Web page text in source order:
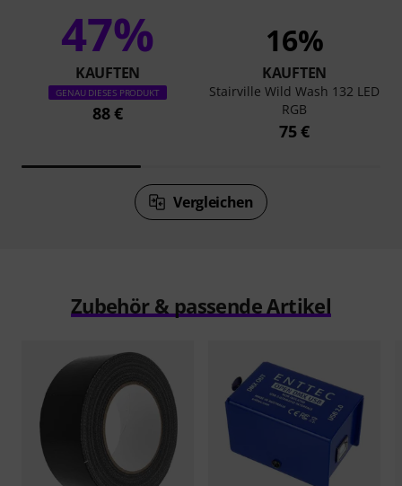
47%
KAUFTEN
GENAU DIESES PRODUKT
88 €
16%
KAUFTEN
Stairville Wild Wash 132 LED
RGB
75 €
Vergleichen
Zubehör & passende Artikel